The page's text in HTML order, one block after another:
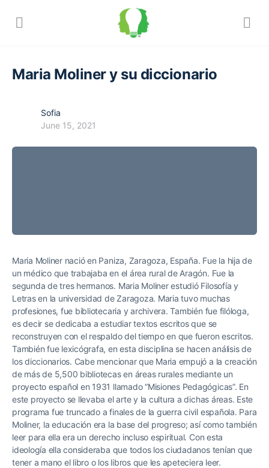
Maria Moliner y su diccionario
Sofia
June 15, 2021
Maria Moliner nació en Paniza, Zaragoza, España. Fue la hija de
un médico que trabajaba en el área rural de Aragón. Fue la
segunda de tres hermanos. Maria Moliner estudió Filosofía y
Letras en la universidad de Zaragoza. Maria tuvo muchas
profesiones, fue bibliotecaria y archivera. También fue filóloga,
es decir se dedicaba a estudiar textos escritos que se
reconstruyen con el respaldo del tiempo en que fueron escritos.
También fue lexicógrafa, en esta disciplina se hacen análisis de
los diccionarios. Cabe mencionar que Maria empujó a la creación
de más de 5,500 bibliotecas en áreas rurales mediante un
proyecto español en 1931 llamado “Misiones Pedagógicas”. En
este proyecto se llevaba el arte y la cultura a dichas áreas. Este
programa fue truncado a finales de la guerra civil española. Para
Moliner, la educación era la base del progreso; así como también
leer para ella era un derecho incluso espiritual. Con esta
ideología ella consideraba que todos los ciudadanos tenían que
tener a mano el libro o los libros que les apeteciera leer.